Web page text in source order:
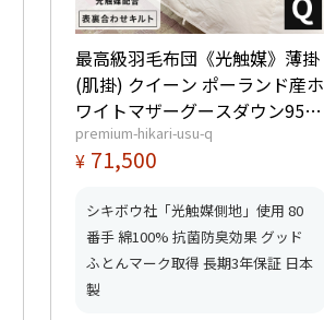
最高級羽毛布団《光触媒》薄掛
(肌掛) クイーン ポーランド産ホ
ワイトマザーグースダウン95%
(440dp以上) 羽毛量0.6kg 【6つ
星プレミアムゴールド取得】
premium-hikari-usu-q
¥ 71,500
シキボウ社「光触媒側地」使用 80
番手 綿100% 抗菌防臭効果 グッド
ふとんマーク取得 長期3年保証 日本
製